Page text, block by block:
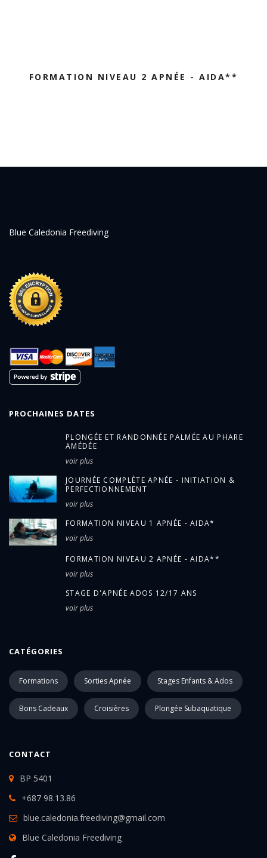
FORMATION NIVEAU 2 APNÉE - AIDA**
Blue Caledonia Freediving
PROCHAINES DATES
PLONGÉE ET RANDONNÉE PALMÉE AU PHARE
AMÉDÉE
voir plus
JOURNÉE COMPLÈTE APNÉE - INITIATION &
PERFECTIONNEMENT
voir plus
FORMATION NIVEAU 1 APNÉE - AIDA*
voir plus
FORMATION NIVEAU 2 APNÉE - AIDA**
voir plus
STAGE D'APNÉE ADOS 12/17 ANS
voir plus
CATÉGORIES
Formations Sorties Apnée Stages Enfants & Ados
Bons Cadeaux Croisières Plongée Subaquatique
CONTACT
BP 5401
+687 98.13.86
blue.caledonia.freediving@gmail.com
Blue Caledonia Freediving